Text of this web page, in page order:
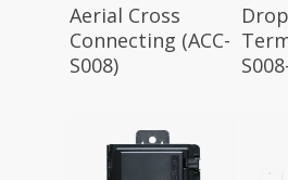
Aerial Cross
Connecting (ACC-
S008)